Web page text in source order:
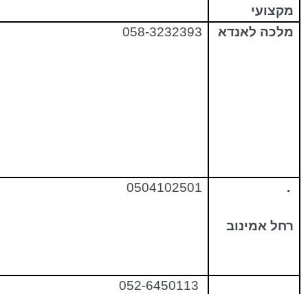
מקצועי
מלכה לאנדא 058-3232393
.
רחל אמינוב
0504102501
052-6450113